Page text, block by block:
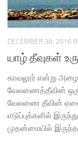
DECEMBER 30, 2016
யாழ் தீவுகள்
காவலூர் என்று
வேலணைத்தீவின் ஒரு
வேலணை தீவின்
எடுப்புக்களில்
முதன்மையில்